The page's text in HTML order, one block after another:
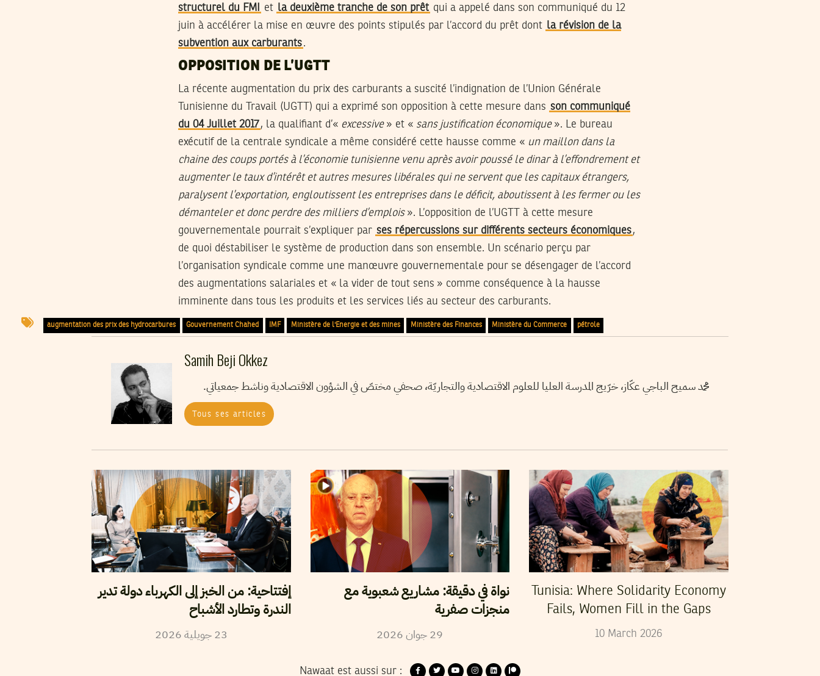
structurel du FMI
et la deuxième tranche de son prêt qui a appelé dans son communiqué du 12
juin à accélérer la mise en œuvre des points stipulés par l’accord du prêt dont la révision de la
subvention aux carburants.
OPPOSITION DE L’UGTT
La récente augmentation du prix des carburants a suscité l’indignation de l’Union Générale
Tunisienne du Travail (UGTT) qui a exprimé son opposition à cette mesure dans son communiqué
du 04 Juillet 2017, la qualifiant d’« excessive» et « sans justification économique». Le bureau
exécutif de la centrale syndicale a même considéré cette hausse comme « un maillon dans la
chaine des coups portés à l’économie tunisienne venu après avoir poussé le dinar à l’effondrement et
augmenter le taux d’intérêt et autres mesures libérales qui ne servent que les capitaux étrangers,
paralysent l’exportation, engloutissent les entreprises dans le déficit, aboutissent à les fermer ou les
démanteler et donc perdre des milliers d’emplois». L’opposition de l’UGTT à cette mesure
gouvernementale pourrait s’expliquer par ses répercussions sur différents secteurs économiques,
de quoi déstabiliser le système de production dans son ensemble. Un scénario perçu par
l’organisation syndicale comme une manœuvre gouvernementale pour se désengager de l’accord
des augmentations salariales et « la vider de tout sens » comme conséquence à la hausse
imminente dans tous les produits et les services liés au secteur des carburants.
augmentation des prix des hydrocarbures Gouvernement Chahed IMF Ministère de l'Energie et des mines Ministère des Finances Ministère du Commerce pétrole
Samih Beji Okkez
محمد سميح الباجي عكّاز، خرّيج المدرسة العليا للعلوم الاقتصادية والتجاريّة، صحفي مختصّ في الشؤون الاقتصادية وناشط جمعياتي.
Tous ses articles
إفتتاحية: من الخبز إلى الكهرباء دولة تدير
الندرة وتطارد الأشباح
23جويلية2026
نواة في دقيقة: مشاريع شعبوية مع
منجزات صفرية
29جوان 2026
Tunisia: Where Solidarity Economy
Fails, Women Fill in the Gaps
10 March 2026
Nawaat est aussi sur :